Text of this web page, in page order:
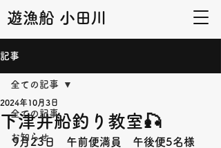
遊漁船 小田川
記事
全ての記事
お知らせ
全ての記事
下津井船釣り教室🎣
2024年10月3日
9月23日　午前便満員　午後便5名様